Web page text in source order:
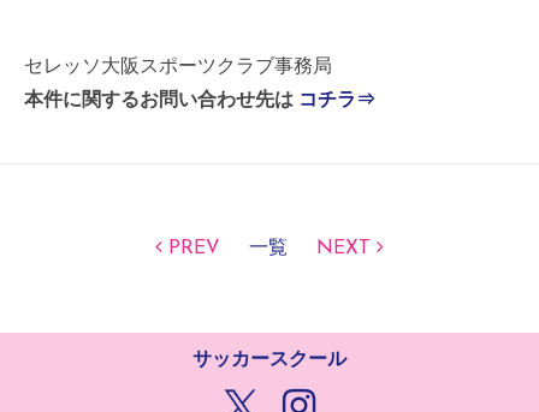
セレッソ大阪スポーツクラブ事務局
本件に関するお問い合わせ先は コチラ⇒
PREV 一覧 NEXT
サッカースクール